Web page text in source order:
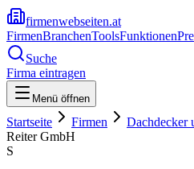
firmenwebseiten.at
FirmenBranchenToolsFunktionen
Suche
Firma eintragen
Menü öffnen
Startseite Firmen Dachdecker
Reiter GmbH
S